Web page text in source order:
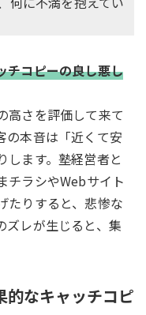
チコピーの良し悪し
高さを評価して来て
の本音は「近くて安
します。塾経営者と
チラシやWebサイト
たりすると、悲惨な
ズレが生じると、集
的なキャッチコピ